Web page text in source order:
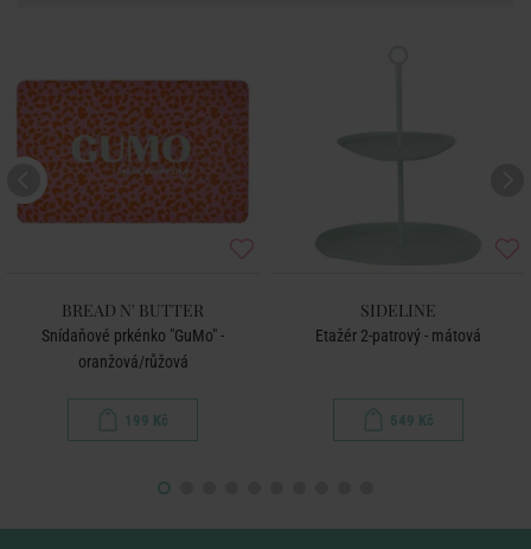
BREAD N' BUTTER
Snídaňové prkénko "GuMo" -
oranžová/růžová
199 Kč
SIDELINE
Etažér 2-patrový - mátová
549 Kč